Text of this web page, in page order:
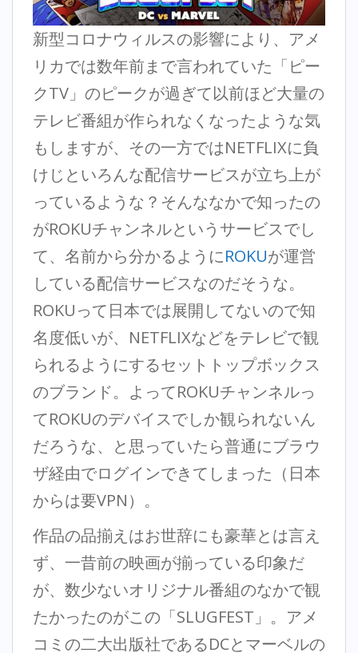
新型コロナウィルスの影響により、アメ
リカでは数年前まで言われていた「ピー
クTV」のピークが過ぎて以前ほど大量の
テレビ番組が作られなくなったような気
もしますが、その一方ではNETFLIXに負
けじといろんな配信サービスが立ち上が
っているような？そんななかで知ったの
がROKUチャンネルというサービスでし
て、名前から分かるようにROKUが運営
している配信サービスなのだそうな。
ROKUって日本では展開してないので知
名度低いが、NETFLIXなどをテレビで観
られるようにするセットトップボックス
のブランド。よってROKUチャンネルっ
てROKUのデバイスでしか観られないん
だろうな、と思っていたら普通にブラウ
ザ経由でログインできてしまった（日本
からは要VPN）。
作品の品揃えはお世辞にも豪華とは言え
ず、一昔前の映画が揃っている印象だ
が、数少ないオリジナル番組のなかで観
たかったのがこの「SLUGFEST」。アメ
コミの二大出版社であるDCとマーベルの